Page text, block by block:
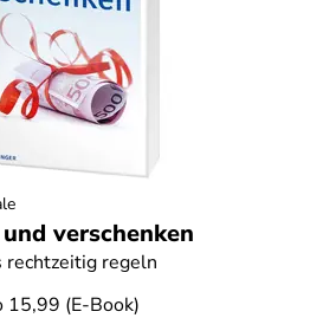
verschenken
rechtzeitig regeln
15,99 (E-Book)